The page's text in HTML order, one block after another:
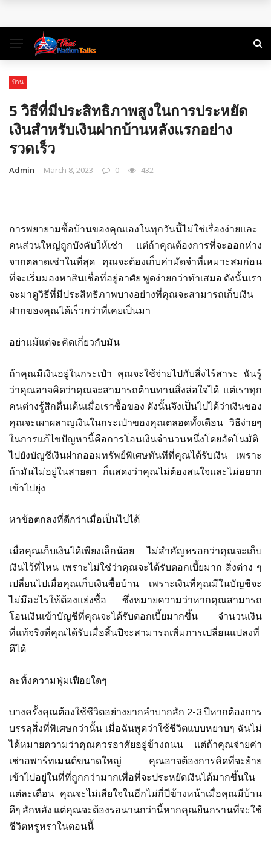
คู่มือท่องเที่ยว สำหรับแบ็คแพ็คเกอร์ลุยเดี่ยว
จองตั๋วสุราษฎร์ธานีแล้วออกลุยไปกับ 3 ที่เที่ยวเด็ดใน 3 สไตล์
บ้าน
5 วิธีที่มีประสิทธิภาพสูงในการประหยัด
เงินสำหรับเงินฝากบ้านหลังแรกอย่าง
รวดเร็ว
Admin March 8, 2023 0 432
การพยายามซื้อบ้านของคุณเองในทุกวันนี้ไม่ใช่เรื่องง่ายและ
คนส่วนใหญ่ถูกบังคับให้เช่า แต่ถ้าคุณต้องการที่จะออกห่าง
จากตลาดเช่าในที่สุด คุณจะต้องเก็บค่ามัดจำที่เหมาะสมก่อน
ที่จะเริ่มมองหาสินเชื่อที่อยู่อาศัย พูดง่ายกว่าทำเสมอ ดังนั้นเรา
จะมาดูวิธีที่มีประสิทธิภาพบางอย่างที่คุณจะสามารถเก็บเงิน
ฝากของคุณได้เร็วกว่าที่เคยเป็นมา
อย่าแม้แต่จะคิดเกี่ยวกับมัน
ถ้าคุณมีเงินอยู่ในกระเป๋า คุณจะใช้จ่ายไปกับสิ่งไร้สาระ ฉันรู้
ว่าคุณอาจคิดว่าคุณจะสามารถต้านทานสิ่งล่อใจได้ แต่เราทุก
คนต่างรู้สึกตื่นเต้นเมื่อเราซื้อของ ดังนั้นจึงเป็นไปได้ว่าเงินของ
คุณจะเผาผลาญเงินในกระเป๋าของคุณตลอดทั้งเดือน วิธีง่ายๆ
ในการแก้ไขปัญหานี้คือการโอนเงินจำนวนหนึ่งโดยอัตโนมัติ
ไปยังบัญชีเงินฝากออมทรัพย์พิเศษทันทีที่คุณได้รับเงิน เพราะ
ถ้ามันไม่อยู่ในสายตา ก็แสดงว่าคุณไม่ต้องสนใจและไม่อยาก
เข้าไปยุ่ง
หาข้อตกลงที่ดีกว่าเมื่อเป็นไปได้
เมื่อคุณเก็บเงินได้เพียงเล็กน้อย ไม่สำคัญหรอกว่าคุณจะเก็บ
เงินไว้ที่ไหน เพราะไม่ใช่ว่าคุณจะได้รับดอกเบี้ยมาก สิ่งต่าง ๆ
เปลี่ยนไปเมื่อคุณเก็บเงินซื้อบ้าน เพราะเงินที่คุณมีในบัญชีจะ
ไม่มีอะไรให้ต้องแย่งซื้อ ซึ่งหมายความว่าหากคุณสามารถ
โอนเงินเข้าบัญชีที่คุณจะได้รับดอกเบี้ยมากขึ้น จำนวนเงิน
ที่แท้จริงที่คุณได้รับเมื่อสิ้นปีจะสามารถเพิ่มการเปลี่ยนแปลงที่
ดีได้
ละทิ้งความฟุ่มเฟือยใดๆ
บางครั้งคุณต้องใช้ชีวิตอย่างยากลำบากสัก 2-3 ปีหากต้องการ
บรรลุสิ่งที่พิเศษกว่านั้น เมื่อฉันพูดว่าใช้ชีวิตแบบหยาบๆ ฉันไม่
ได้หมายความว่าคุณควรอาศัยอยู่ข้างถนน แต่ถ้าคุณจ่ายค่า
เช่าอพาร์ทเมนต์ขนาดใหญ่ คุณอาจต้องการคิดที่จะย้าย
เข้าไปอยู่ในที่ที่ถูกกว่ามากเพื่อที่จะประหยัดเงินได้มากขึ้นใน
แต่ละเดือน คุณจะไม่เสียใจในอีกไม่กี่ปีข้างหน้าเมื่อคุณมีบ้าน
ดีๆ สักหลัง แต่คุณจะต้องรอนานกว่านี้หากคุณยืนกรานที่จะใช้
ชีวิตหรูหราในตอนนี้